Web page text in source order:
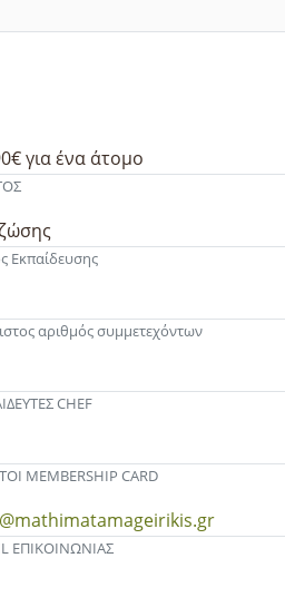
για ένα άτομο
Εκπαίδευσης
αριθμός συμμετεχόντων
CHEF
MEMBERSHIP CARD
ΕΠΙΚΟΙΝΩΝΙΑΣ